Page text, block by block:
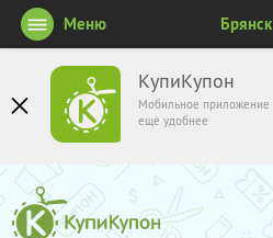
КупиКупон
Мобильное приложение
ещё удобнее
Меню Брянск